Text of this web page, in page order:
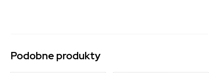
Podobne produkty